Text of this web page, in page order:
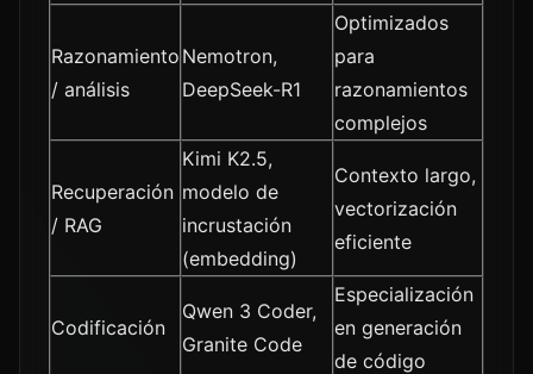
Razonamiento
/ análisis
Nemotron,
DeepSeek-R1
Optimizados
para
razonamientos
complejos
Recuperación
/ RAG
Kimi K2.5,
modelo de
incrustación
(embedding)
Contexto largo,
vectorización
eficiente
Codificación
Qwen 3 Coder,
Granite Code
Especialización
en generación
de código